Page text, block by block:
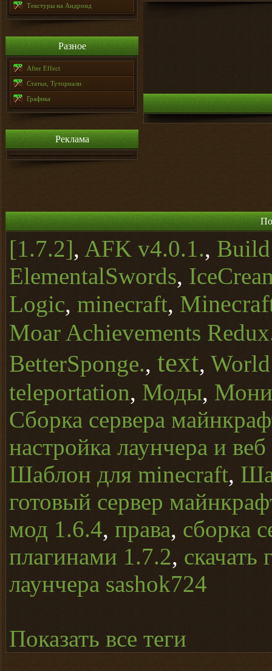
Текстуры на Андроид
Разное
After Effect
Статьи, Туториали
Графика
Реклама
[1.7.2], AFK v4.0.1., Build
ElementalSwords,
Logic, minecraft,
Moar Achievements
BetterSponge., text,
teleportation, Моды,
Сборка сервера
настройка лаунчера и веб
Шаблон для minecraft,
готовый сервер
мод 1.6.4, права, сборка
плагинами 1.7.2, скачать
лаунчера sashok724
Показать все теги